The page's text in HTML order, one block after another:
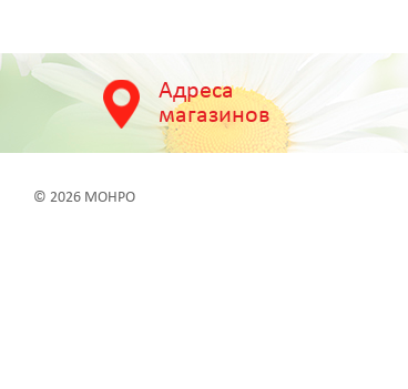
Адреса
магазинов
© 2026 МОНРО